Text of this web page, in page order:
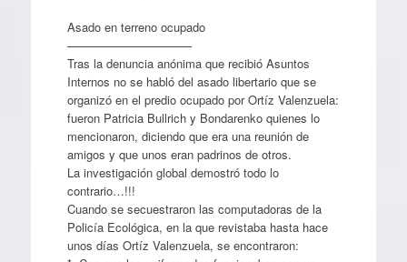
Asado en terreno ocupado
——————————–
Tras la denuncia anónima que recibió Asuntos
Internos no se habló del asado libertario que se
organizó en el predio ocupado por Ortíz Valenzuela:
fueron Patricia Bullrich y Bondarenko quienes lo
mencionaron, diciendo que era una reunión de
amigos y que unos eran padrinos de otros.
La investigación global demostró todo lo
contrario…!!!
Cuando se secuestraron las computadoras de la
Policía Ecológica, en la que revistaba hasta hace
unos días Ortíz Valenzuela, se encontraron: